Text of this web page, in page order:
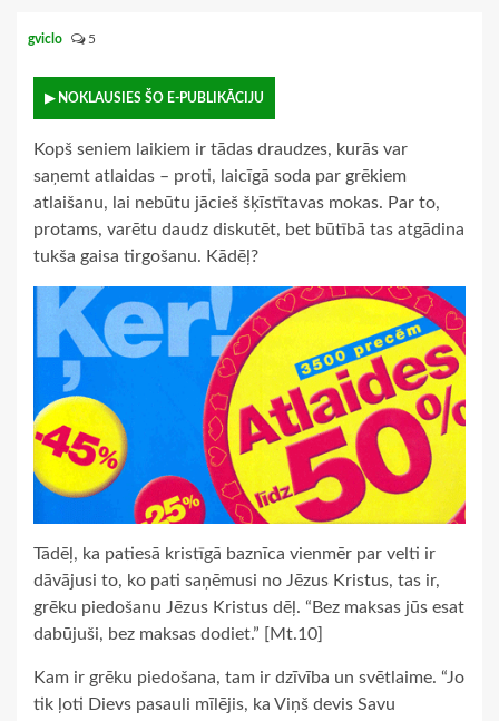
gviclo 5
▶ NOKLAUSIES ŠO E-PUBLIKĀCIJU
Kopš seniem laikiem ir tādas draudzes, kurās var
saņemt atlaidas – proti, laicīgā soda par grēkiem
atlaišanu, lai nebūtu jācieš šķīstītavas mokas. Par to,
protams, varētu daudz diskutēt, bet būtībā tas atgādina
tukša gaisa tirgošanu. Kādēļ?
Tādēļ, ka patiesā kristīgā baznīca vienmēr par velti ir
dāvājusi to, ko pati saņēmusi no Jēzus Kristus, tas ir,
grēku piedošanu Jēzus Kristus dēļ. “Bez maksas jūs esat
dabūjuši, bez maksas dodiet.” [Mt.10]
Kam ir grēku piedošana, tam ir dzīvība un svētlaime. “Jo
tik ļoti Dievs pasauli mīlējis, ka Viņš devis Savu